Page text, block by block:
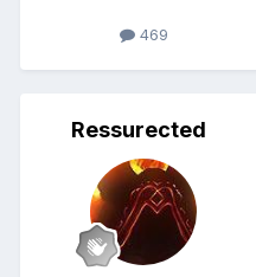
469
Ressurected